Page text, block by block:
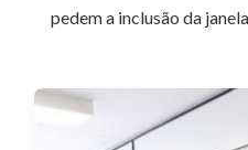
pedem a inclusão da